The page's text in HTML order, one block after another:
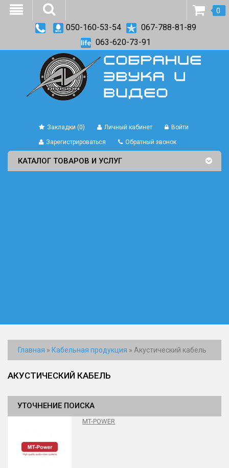
050-160-53-54
067-788-81-89
063-620-73-91
Закладки (0) Личный кабинет Войти
Зарегистрироваться Обратный звонок
0
КАТАЛОГ ТОВАРОВ И УСЛУГ
Главная » Кабельная продукция » Акустический кабель
АКУСТИЧЕСКИЙ КАБЕЛЬ
УТОЧНЕНИЕ ПОИСКА
MT-POWER